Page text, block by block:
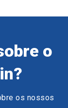
o
os nossos